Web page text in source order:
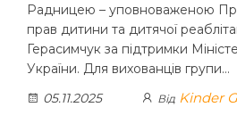
Радницею – уповноваженою
прав дитини та дитячої
Герасимчук за підтримки
України. Для вихованців групи…
05.11.2025
Від Kinder